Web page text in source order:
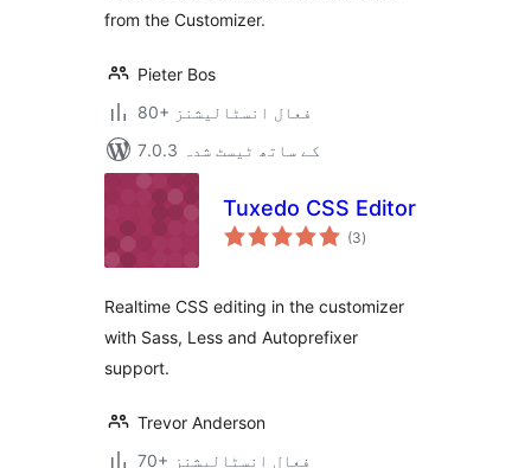
from the Customizer.
Pieter Bos
80+ فعال انسٹالیشنز
7.0.3 کے ساتھ ٹیسٹ شدہ
Tuxedo CSS Editor
(3مجموعی
درجہ
)
Realtime CSS editing in the customizer
with Sass, Less and Autoprefixer
support.
Trevor Anderson
70+ فعال انسٹالیشنز